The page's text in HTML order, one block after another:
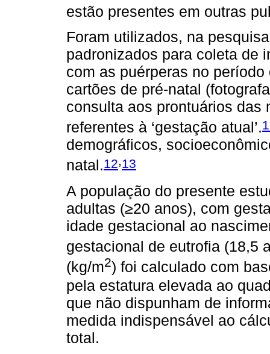
estão presentes em outras
Foram utilizados, na
padronizados para coleta de
com as puérperas no
cartões de pré-natal
consulta aos prontuários das
referentes à ‘gestação atual’.
demográficos,
natal.12,13
A população do presente
adultas (≥20 anos), com
idade gestacional ao
gestacional de eutrofia (18,5
(kg/m2) foi calculado com
pela estatura elevada ao
que não dispunham de
medida indispensável ao
total.